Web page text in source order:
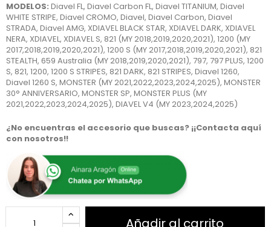
MODELOS: Diavel FL, Diavel Carbon FL, Diavel TITANIUM, Diavel
WHITE STRIPE, Diavel CROMO, Diavel, Diavel Carbon, Diavel
STRADA, Diavel AMG, XDIAVEL BLACK STAR, XDIAVEL DARK, XDIAVEL
NERA, XDIAVEL, XDIAVEL S, 821 (MY 2018,2019,2020,2021), 1200 (MY
2017,2018,2019,2020,2021), 1200 S (MY 2017,2018,2019,2020,2021), 821
STEALTH, 659 Australia (MY 2018,2019,2020,2021), 797, 797 PLUS, 1200
S, 821, 1200, 1200 S STRIPES, 821 DARK, 821 STRIPES, Diavel 1260,
Diavel 1260 S, MONSTER (MY 2021,2022,2023,2024,2025), MONSTER
30° ANNIVERSARIO, MONSTER SP, MONSTER PLUS (MY
2021,2022,2023,2024,2025), DIAVEL V4 (MY 2023,2024,2025)
¿No encuentras el accesorio que buscas? ¡¡Contacta aquí
con nosotros!!
Añadir al carrito